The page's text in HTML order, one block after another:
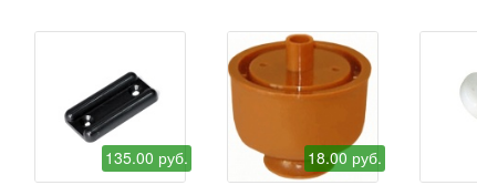
135.00 руб. 18.00 руб.